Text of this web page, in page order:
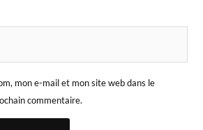
mon e-mail et mon site web dans le
commentaire.